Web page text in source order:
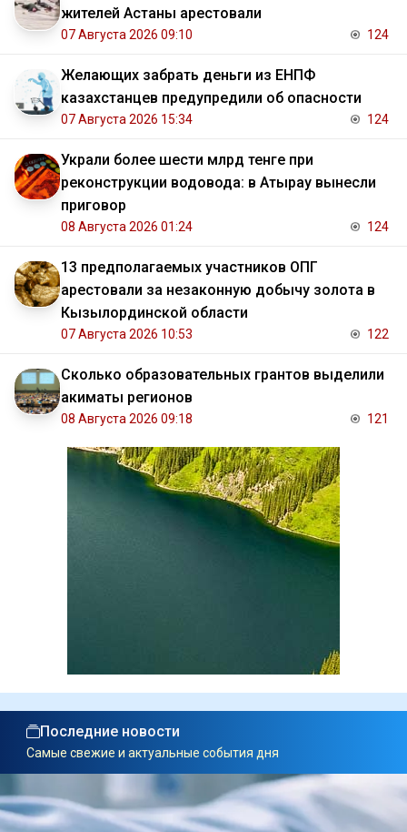
жителей Астаны арестовали
07 Августа 2026 09:10 124
Желающих забрать деньги из ЕНПФ
казахстанцев предупредили об опасности
07 Августа 2026 15:34 124
Украли более шести млрд тенге при
реконструкции водовода: в Атырау вынесли
приговор
08 Августа 2026 01:24 124
13 предполагаемых участников ОПГ
арестовали за незаконную добычу золота в
Кызылординской области
07 Августа 2026 10:53 122
Сколько образовательных грантов выделили
акиматы регионов
08 Августа 2026 09:18 121
Последние новости
Самые свежие и актуальные события дня